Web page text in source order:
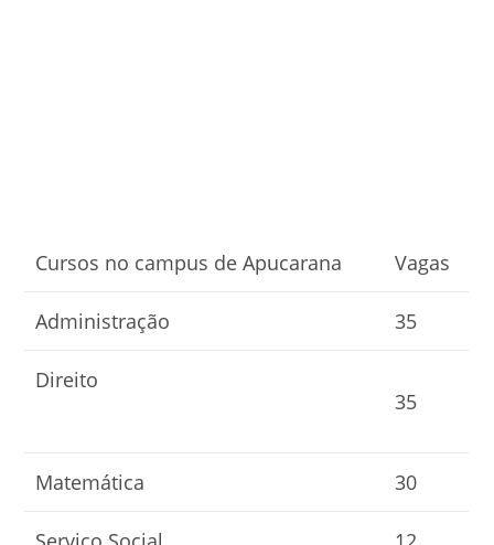
Cursos no campus de Apucarana Vagas
Administração 35
Direito
35
Matemática 30